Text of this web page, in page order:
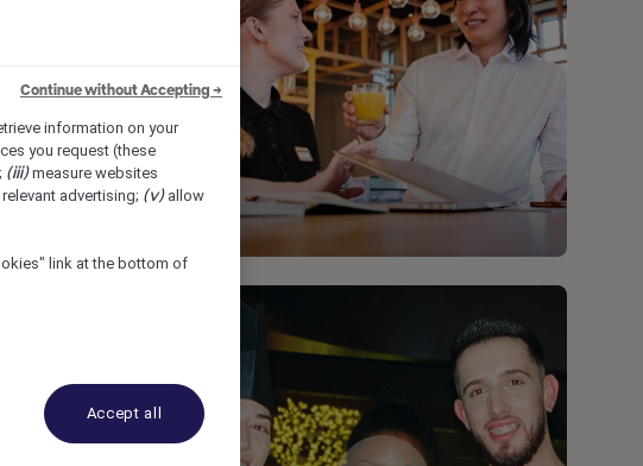
information on your
you request (these
(iii)measure websites
advertising; (v)allow
link at the bottom of
Accept all
Continue without Accepting →